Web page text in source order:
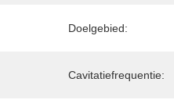
Doelgebied:
Cavitatiefrequentie: